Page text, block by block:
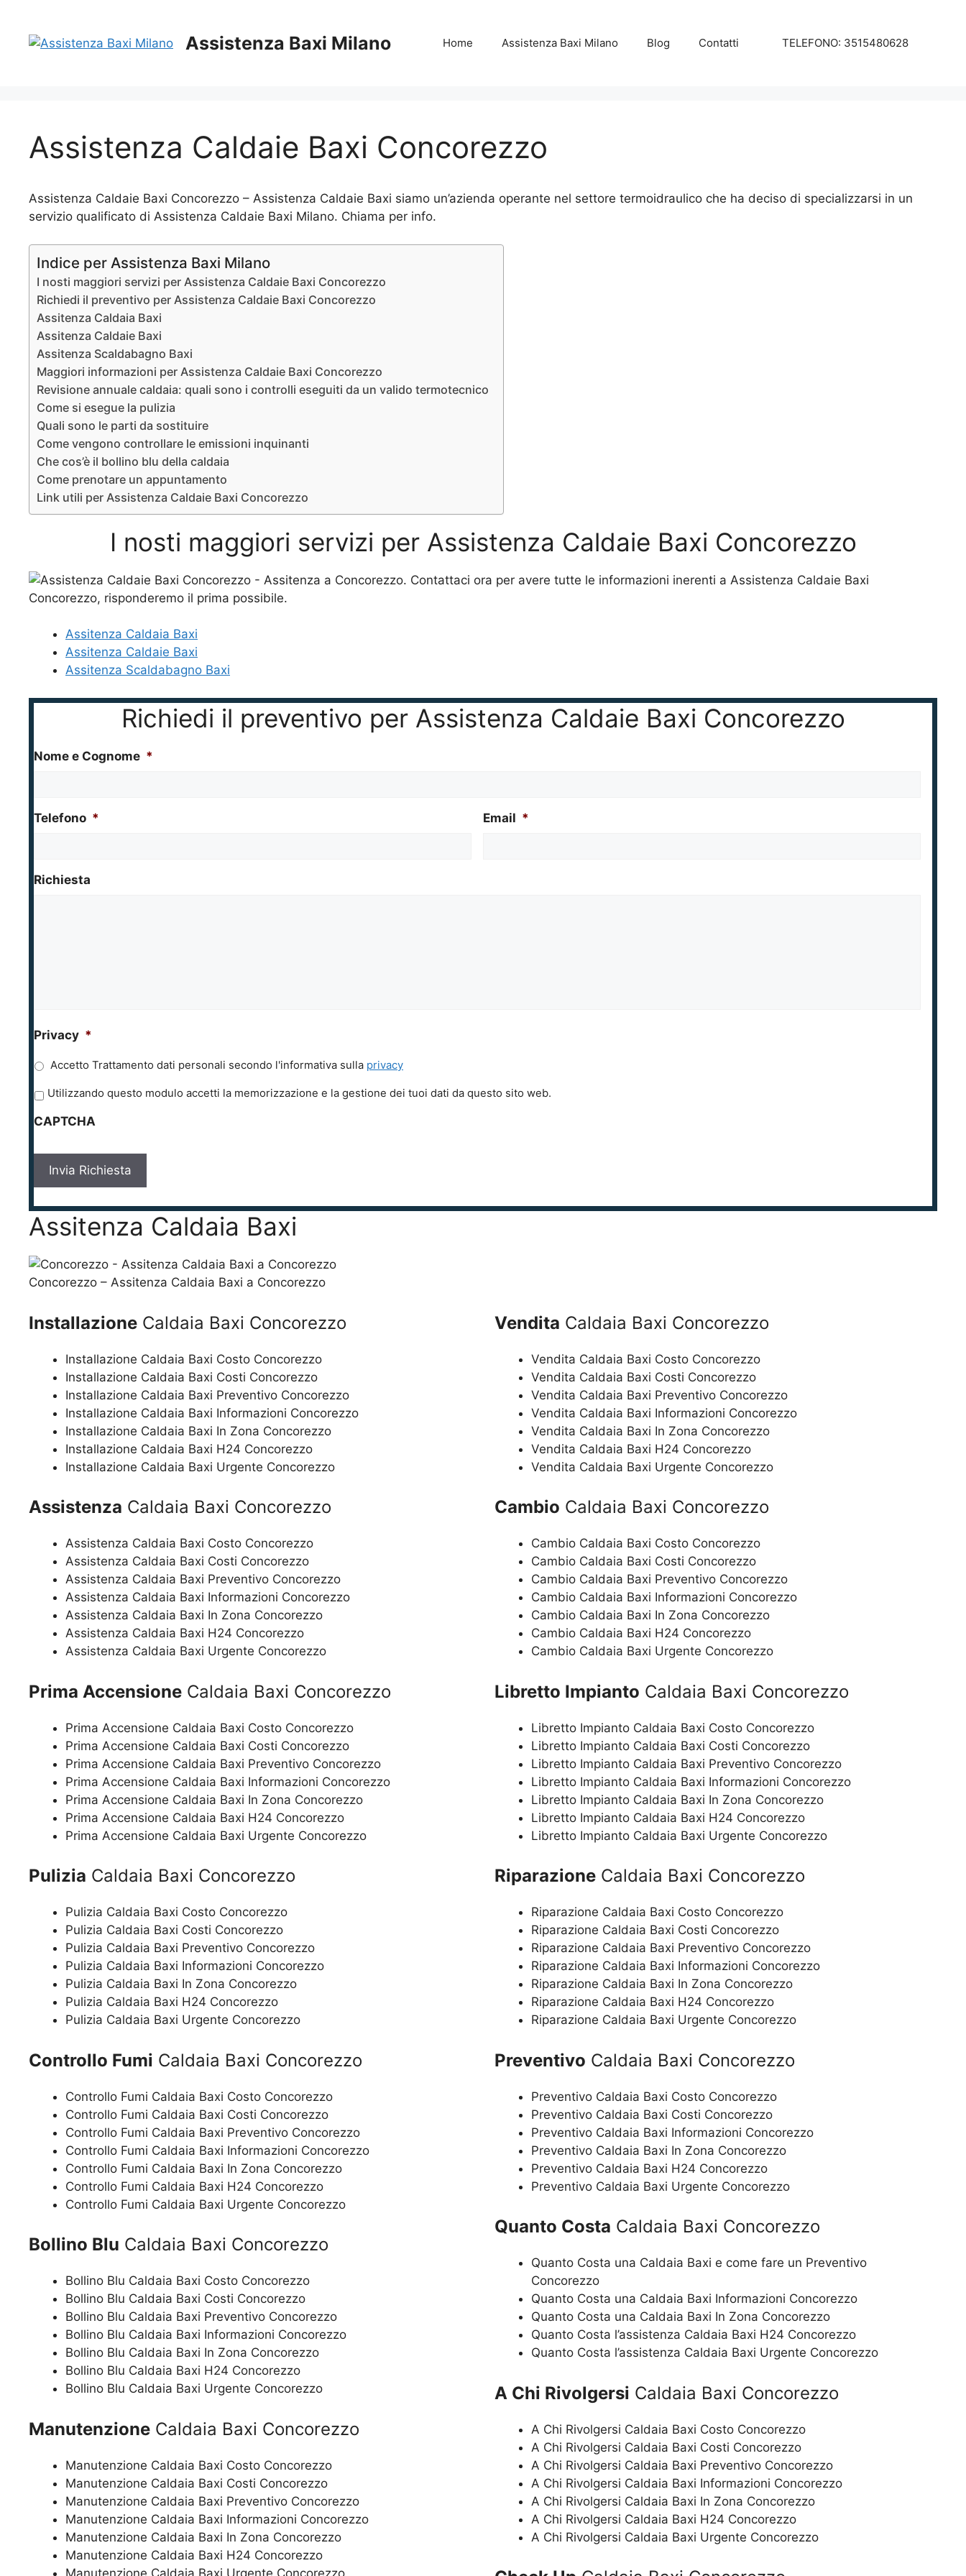
contenuto
Assistenza Baxi Milano Home Assistenza Baxi Milano Blog Contatti TELEFONO: 3515480628
Assistenza Caldaie Baxi Concorezzo
Assistenza Caldaie Baxi Concorezzo – Assistenza Caldaie Baxi siamo un’azienda operante nel settore termoidraulico che ha deciso di specializzarsi in un
servizio qualificato di Assistenza Caldaie Baxi Milano. Chiama per info.
Indice per Assistenza Baxi Milano
I nosti maggiori servizi per Assistenza Caldaie Baxi Concorezzo
Richiedi il preventivo per Assistenza Caldaie Baxi Concorezzo
Assitenza Caldaia Baxi
Assitenza Caldaie Baxi
Assitenza Scaldabagno Baxi
Maggiori informazioni per Assistenza Caldaie Baxi Concorezzo
Revisione annuale caldaia: quali sono i controlli eseguiti da un valido termotecnico
Come si esegue la pulizia
Quali sono le parti da sostituire
Come vengono controllare le emissioni inquinanti
Che cos’è il bollino blu della caldaia
Come prenotare un appuntamento
Link utili per Assistenza Caldaie Baxi Concorezzo
I nosti maggiori servizi per Assistenza Caldaie Baxi Concorezzo
Assitenza Caldaia Baxi
Assitenza Caldaie Baxi
Assitenza Scaldabagno Baxi
Richiedi il preventivo per Assistenza Caldaie Baxi Concorezzo
Nome e Cognome *
Telefono * Email *
Richiesta
Privacy *
Accetto Trattamento dati personali secondo l'informativa sulla privacy
P
i
a
y
*
Utilizzando questo modulo accetti la memorizzazione e la gestione dei tuoi dati da questo sito web.
CAPTCHA
Assitenza Caldaia Baxi
Concorezzo – Assitenza Caldaia Baxi a Concorezzo
Installazione Caldaia Baxi Concorezzo
Installazione Caldaia Baxi Costo Concorezzo
Installazione Caldaia Baxi Costi Concorezzo
Installazione Caldaia Baxi Preventivo Concorezzo
Installazione Caldaia Baxi Informazioni Concorezzo
Installazione Caldaia Baxi In Zona Concorezzo
Installazione Caldaia Baxi H24 Concorezzo
Installazione Caldaia Baxi Urgente Concorezzo
Assistenza Caldaia Baxi Concorezzo
Assistenza Caldaia Baxi Costo Concorezzo
Assistenza Caldaia Baxi Costi Concorezzo
Assistenza Caldaia Baxi Preventivo Concorezzo
Assistenza Caldaia Baxi Informazioni Concorezzo
Assistenza Caldaia Baxi In Zona Concorezzo
Assistenza Caldaia Baxi H24 Concorezzo
Assistenza Caldaia Baxi Urgente Concorezzo
Prima Accensione Caldaia Baxi Concorezzo
Prima Accensione Caldaia Baxi Costo Concorezzo
Prima Accensione Caldaia Baxi Costi Concorezzo
Prima Accensione Caldaia Baxi Preventivo Concorezzo
Prima Accensione Caldaia Baxi Informazioni Concorezzo
Prima Accensione Caldaia Baxi In Zona Concorezzo
Prima Accensione Caldaia Baxi H24 Concorezzo
Prima Accensione Caldaia Baxi Urgente Concorezzo
Pulizia Caldaia Baxi Concorezzo
Pulizia Caldaia Baxi Costo Concorezzo
Pulizia Caldaia Baxi Costi Concorezzo
Pulizia Caldaia Baxi Preventivo Concorezzo
Pulizia Caldaia Baxi Informazioni Concorezzo
Pulizia Caldaia Baxi In Zona Concorezzo
Pulizia Caldaia Baxi H24 Concorezzo
Pulizia Caldaia Baxi Urgente Concorezzo
Controllo Fumi Caldaia Baxi Concorezzo
Controllo Fumi Caldaia Baxi Costo Concorezzo
Controllo Fumi Caldaia Baxi Costi Concorezzo
Controllo Fumi Caldaia Baxi Preventivo Concorezzo
Controllo Fumi Caldaia Baxi Informazioni Concorezzo
Controllo Fumi Caldaia Baxi In Zona Concorezzo
Controllo Fumi Caldaia Baxi H24 Concorezzo
Controllo Fumi Caldaia Baxi Urgente Concorezzo
Bollino Blu Caldaia Baxi Concorezzo
Bollino Blu Caldaia Baxi Costo Concorezzo
Bollino Blu Caldaia Baxi Costi Concorezzo
Bollino Blu Caldaia Baxi Preventivo Concorezzo
Bollino Blu Caldaia Baxi Informazioni Concorezzo
Bollino Blu Caldaia Baxi In Zona Concorezzo
Bollino Blu Caldaia Baxi H24 Concorezzo
Bollino Blu Caldaia Baxi Urgente Concorezzo
Manutenzione Caldaia Baxi Concorezzo
Manutenzione Caldaia Baxi Costo Concorezzo
Manutenzione Caldaia Baxi Costi Concorezzo
Manutenzione Caldaia Baxi Preventivo Concorezzo
Manutenzione Caldaia Baxi Informazioni Concorezzo
Manutenzione Caldaia Baxi In Zona Concorezzo
Manutenzione Caldaia Baxi H24 Concorezzo
Manutenzione Caldaia Baxi Urgente Concorezzo
Vendita Caldaia Baxi Concorezzo
Vendita Caldaia Baxi Costo Concorezzo
Vendita Caldaia Baxi Costi Concorezzo
Vendita Caldaia Baxi Preventivo Concorezzo
Vendita Caldaia Baxi Informazioni Concorezzo
Vendita Caldaia Baxi In Zona Concorezzo
Vendita Caldaia Baxi H24 Concorezzo
Vendita Caldaia Baxi Urgente Concorezzo
Cambio Caldaia Baxi Concorezzo
Cambio Caldaia Baxi Costo Concorezzo
Cambio Caldaia Baxi Costi Concorezzo
Cambio Caldaia Baxi Preventivo Concorezzo
Cambio Caldaia Baxi Informazioni Concorezzo
Cambio Caldaia Baxi In Zona Concorezzo
Cambio Caldaia Baxi H24 Concorezzo
Cambio Caldaia Baxi Urgente Concorezzo
Libretto Impianto Caldaia Baxi Concorezzo
Libretto Impianto Caldaia Baxi Costo Concorezzo
Libretto Impianto Caldaia Baxi Costi Concorezzo
Libretto Impianto Caldaia Baxi Preventivo Concorezzo
Libretto Impianto Caldaia Baxi Informazioni Concorezzo
Libretto Impianto Caldaia Baxi In Zona Concorezzo
Libretto Impianto Caldaia Baxi H24 Concorezzo
Libretto Impianto Caldaia Baxi Urgente Concorezzo
Riparazione Caldaia Baxi Concorezzo
Riparazione Caldaia Baxi Costo Concorezzo
Riparazione Caldaia Baxi Costi Concorezzo
Riparazione Caldaia Baxi Preventivo Concorezzo
Riparazione Caldaia Baxi Informazioni Concorezzo
Riparazione Caldaia Baxi In Zona Concorezzo
Riparazione Caldaia Baxi H24 Concorezzo
Riparazione Caldaia Baxi Urgente Concorezzo
Preventivo Caldaia Baxi Concorezzo
Preventivo Caldaia Baxi Costo Concorezzo
Preventivo Caldaia Baxi Costi Concorezzo
Preventivo Caldaia Baxi Informazioni Concorezzo
Preventivo Caldaia Baxi In Zona Concorezzo
Preventivo Caldaia Baxi H24 Concorezzo
Preventivo Caldaia Baxi Urgente Concorezzo
Quanto Costa Caldaia Baxi Concorezzo
Quanto Costa una Caldaia Baxi e come fare un Preventivo
Concorezzo
Quanto Costa una Caldaia Baxi Informazioni Concorezzo
Quanto Costa una Caldaia Baxi In Zona Concorezzo
Quanto Costa l’assistenza Caldaia Baxi H24 Concorezzo
Quanto Costa l’assistenza Caldaia Baxi Urgente Concorezzo
A Chi Rivolgersi Caldaia Baxi Concorezzo
A Chi Rivolgersi Caldaia Baxi Costo Concorezzo
A Chi Rivolgersi Caldaia Baxi Costi Concorezzo
A Chi Rivolgersi Caldaia Baxi Preventivo Concorezzo
A Chi Rivolgersi Caldaia Baxi Informazioni Concorezzo
A Chi Rivolgersi Caldaia Baxi In Zona Concorezzo
A Chi Rivolgersi Caldaia Baxi H24 Concorezzo
A Chi Rivolgersi Caldaia Baxi Urgente Concorezzo